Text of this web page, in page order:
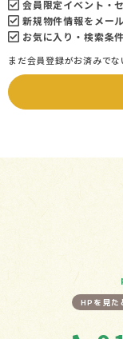
会員限定イベント・
新規物件情報をメー
お気に入り・検索条
まだ会員登録がお済みでな
HPを見た